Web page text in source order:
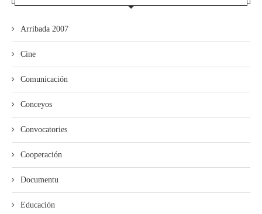
Arribada 2007
Cine
Comunicación
Conceyos
Convocatories
Cooperación
Documentu
Educación